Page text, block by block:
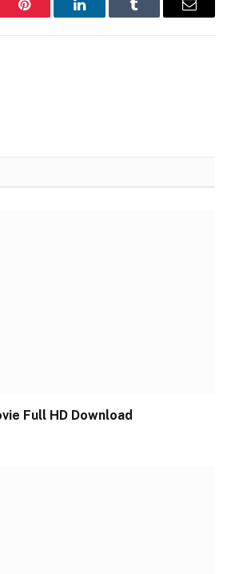
Pinterest LinkedInTumblr Email
Full HD Download